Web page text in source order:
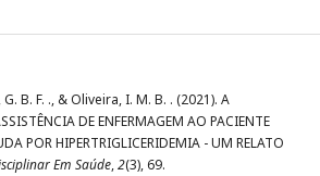
B. F. ., & Oliveira, I. M. B. . (2021). A
DE ENFERMAGEM AO PACIENTE
POR HIPERTRIGLICERIDEMIA - UM RELATO
Em Saúde,2(3), 69.